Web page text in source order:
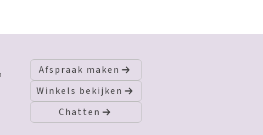
Afspraak maken
Winkels bekijken
Chatten